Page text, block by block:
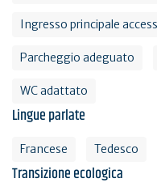
Ingresso principale
Parcheggio adeguato
WC adattato
Lingue parlate
Francese Tedesco
Transizione ecologica